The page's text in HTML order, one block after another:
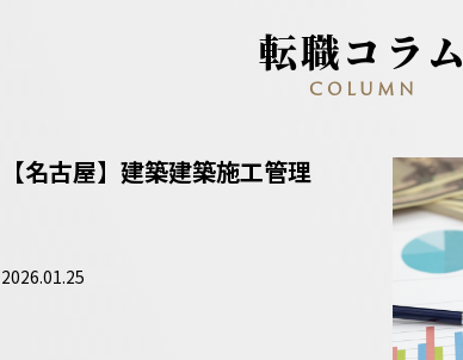
転職コラム
COLUMN
【名古屋】建築建築施工管理
2026.01.25